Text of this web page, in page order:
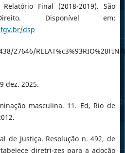
Final (2018-2019). São
Disponível em:
dsp
27646/
dez. 2025.
masculina. 11. Ed, Rio de
de Justiça. Resolução n. 492, de
diretri-zes para a adoção